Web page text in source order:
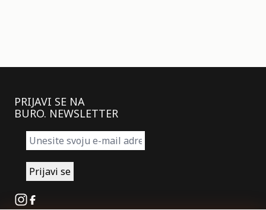
PRIJAVI SE NA
BURO. NEWSLETTER
Instagram
Facebook